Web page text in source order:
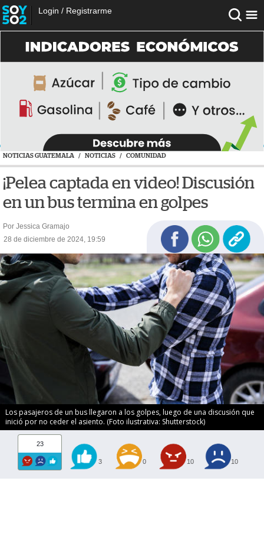
Login / Registrarme
NOTICIAS GUATEMALA / NOTICIAS / COMUNIDAD
¡Pelea captada en video! Discusión
en un bus termina en golpes
Por Jessica Gramajo
28 de diciembre de 2024, 19:59
Los pasajeros de un bus llegaron a los golpes, luego de una discusión que
inició por no ceder el asiento. (Foto ilustrativa: Shutterstock)
23
3 0 10 10